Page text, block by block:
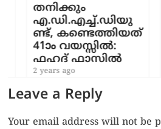
തനിക്കും
എ.ഡി.എച്ച്.ഡിയു
ണ്ട്, കണ്ടെത്തിയത്
41ാം വയസ്സിൽ:
ഫഹദ് ഫാസിൽ
2 years ago
Leave a Reply
Your email address will not be